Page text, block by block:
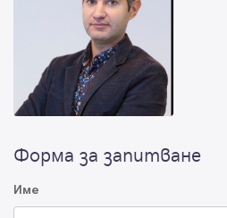
Форма за запитване
Име